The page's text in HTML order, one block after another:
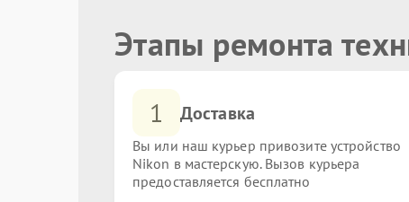
Этапы ремонта
1 Доставка
Вы или наш курьер привозите устройство
Nikon в мастерскую. Вызов курьера
предоставляется бесплатно